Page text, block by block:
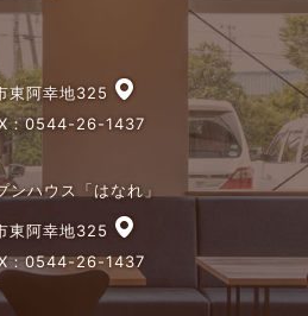
東阿幸地325
：0544-26-1437
ハウス「はなれ」
東阿幸地325
：0544-26-1437